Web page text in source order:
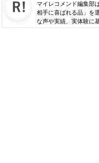
マイレコメンド編集部
相手に喜ばれる品」を
な声や実績、実体験に